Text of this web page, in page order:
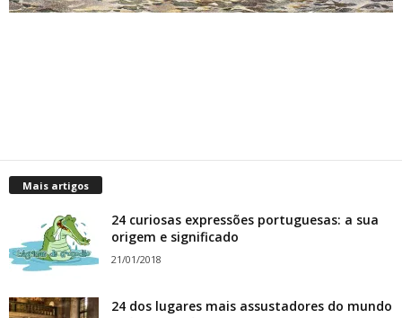
Mais artigos
24 curiosas expressões portuguesas: a sua
origem e significado
21/01/2018
24 dos lugares mais assustadores do mundo